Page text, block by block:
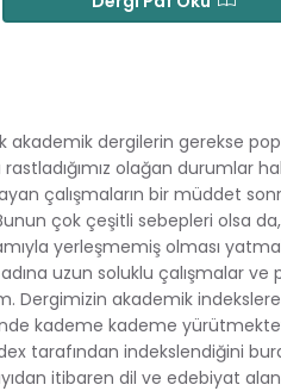
akademik dergilerin gerekse
rastladığımız olağan durumlar
çalışmaların bir müddet
çok çeşitli sebepleri olsa
yerleşmemiş olması
uzun soluklu çalışmalar
Dergimizin akademik
kademe kademe
tarafından indekslendiğini
itibaren dil ve edebiyat